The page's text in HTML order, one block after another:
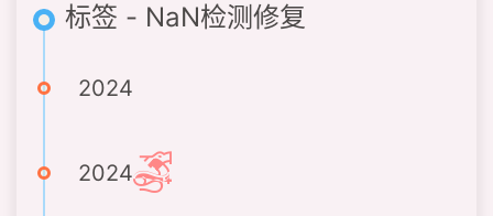
标签 - NaN检测修复
2024
2024